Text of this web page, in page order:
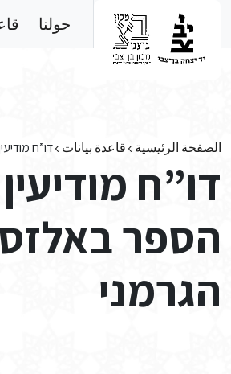
حولنا
الصفحة الرئيسية قاعدة بيانات דו”ח
דו”ח
הספר
הגרמני